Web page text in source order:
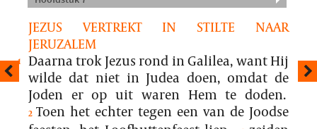
JEZUS VERTREKT IN STILTE NAAR
JERUZALEM
1
Daarna trok Jezus rond in Galilea, want Hij
wilde dat niet in Judea doen, omdat de
Joden er op uit waren Hem te doden.
2 Toen het echter tegen een van de Joodse